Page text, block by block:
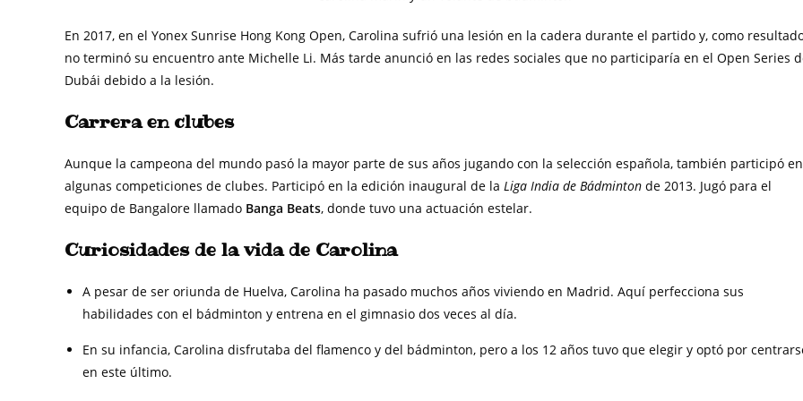
En 2017, en el Yonex Sunrise Hong Kong Open, Carolina sufrió una lesión en la cadera durante el partido y, como
no terminó su encuentro ante Michelle Li. Más tarde anunció en las redes sociales que no participaría en el Open Series
Dubái debido a la lesión.
Carrera en clubes
Aunque la campeona del mundo pasó la mayor parte de sus años jugando con la selección española, también participó en
algunas competiciones de clubes. Participó en la edición inaugural de la Liga India de Bádminton de 2013. Jugó para el
equipo de Bangalore llamado Banga Beats, donde tuvo una actuación estelar.
Curiosidades de la vida de Carolina
A pesar de ser oriunda de Huelva, Carolina ha pasado muchos años viviendo en Madrid. Aquí perfecciona sus
habilidades con el bádminton y entrena en el gimnasio dos veces al día.
En su infancia, Carolina disfrutaba del flamenco y del bádminton, pero a los 12 años tuvo que elegir y optó por
en este último.